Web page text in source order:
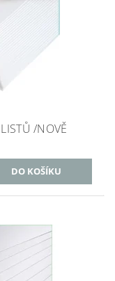
/NOVĚ